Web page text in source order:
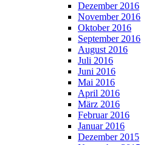
Dezember 2016
November 2016
Oktober 2016
September 2016
August 2016
Juli 2016
Juni 2016
Mai 2016
April 2016
März 2016
Februar 2016
Januar 2016
Dezember 2015